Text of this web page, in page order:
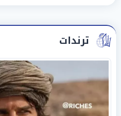
ترندات